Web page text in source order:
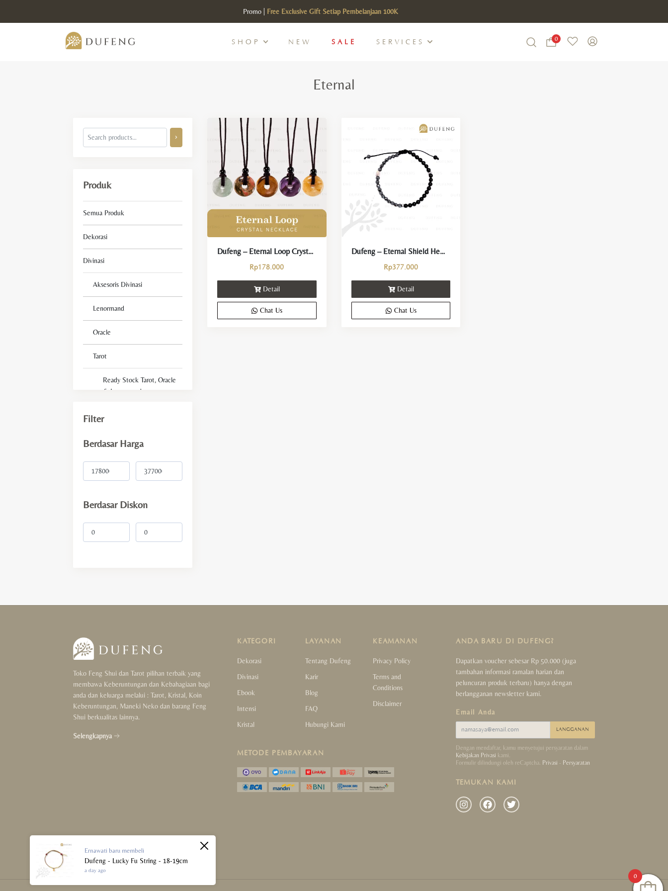
Promo |
SHOP NEW SALE SERVICES
Search
0
WishlistMy Account
Eternal
Produk
Semua Produk
Dekorasi
Divinasi
Aksesoris Divinasi
Lenormand
Oracle
Tarot
Ready Stock Tarot, Oracle
& Lenormand
Fengshui
Intensi
Love & Happiness
Protection & Support
Gift
For Him
For Couple
Filter
Berdasar Harga
Berdasar Diskon
Dufeng – Eternal Loop Crystal Necklace
Rp178.000
Detail
Chat Us
Dufeng – Eternal Shield Hematite Tourmaline Bracelet
Rp377.000
Detail
Chat Us
Toko Feng Shui dan Tarot pilihan terbaik yang
membawa Keberuntungan dan Kebahagiaan bagi
anda dan keluarga melalui : Tarot, Kristal, Koin
Keberuntungan, Maneki Neko dan barang Feng
Shui berkualitas lainnya.
Selengkapnya
KATEGORI
Dekorasi
Divinasi
Ebook
Intensi
Kristal
LAYANAN
Tentang Dufeng
Karir
Blog
FAQ
Hubungi Kami
KEAMANAN
Privacy Policy
Terms and
Conditions
Disclaimer
METODE PEMBAYARAN
ANDA BARU DI DUFENG?
Dapatkan voucher sebesar Rp 50.000 (juga
tambahan informasi ramalan harian dan
peluncuran produk terbaru) hanya dengan
berlangganan newsletter kami.
Email Anda
LANGGANAN
Dengan mendaftar, kamu menyetujui persyaratan dalam
Kebijakan Privasi kami.
Formulir dilindungi oleh reCaptcha. Privasi - Persyaratan
TEMUKAN KAMI
0
Ernawati baru membeli
Dufeng - Lucky Fu String - 18-19cm
a day ago